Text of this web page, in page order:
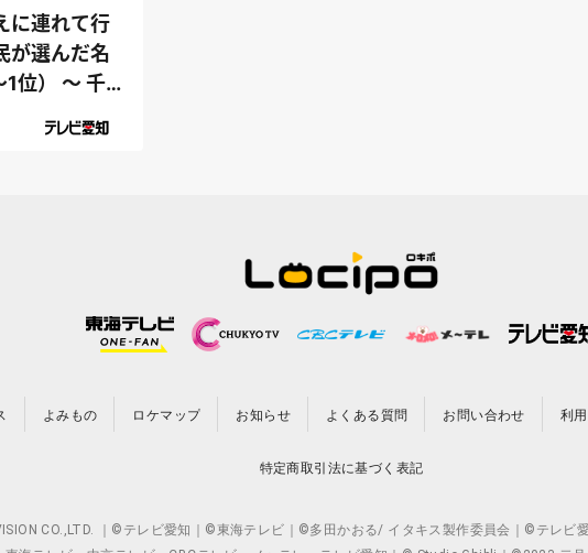
に連れて行
が選んだ名
位） ～ 千
よみもの ロケマップ お知らせ よくある質問 お問い合わせ 利
特定商取引法に基づく表記
CO.,LTD. ｜©テレビ愛知｜©東海テレビ｜©多田かおる/ イタキス製作委員会｜©テレビ